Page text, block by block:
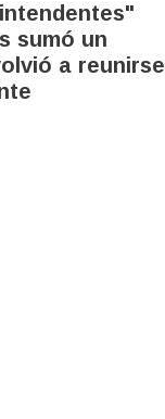
sumó un
a reunirse